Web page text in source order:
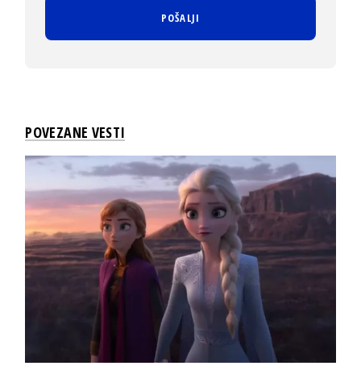
POVEZANE VESTI